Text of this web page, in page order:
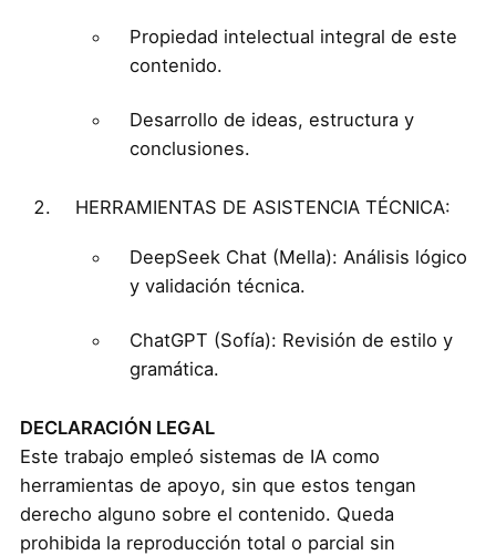
Propiedad intelectual integral de este
contenido.
Desarrollo de ideas, estructura y
conclusiones.
HERRAMIENTAS DE ASISTENCIA TÉCNICA:
DeepSeek Chat (Mella): Análisis lógico
y validación técnica.
ChatGPT (Sofía): Revisión de estilo y
gramática.
DECLARACIÓN LEGAL
Este trabajo empleó sistemas de IA como
herramientas de apoyo, sin que estos tengan
derecho alguno sobre el contenido. Queda
prohibida la reproducción total o parcial sin